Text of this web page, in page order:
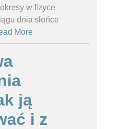
w fizyce
dnia słońce
More
ją
i z